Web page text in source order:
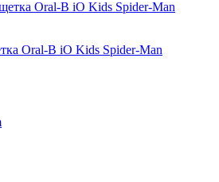
Oral-B iO Kids Spider-Man